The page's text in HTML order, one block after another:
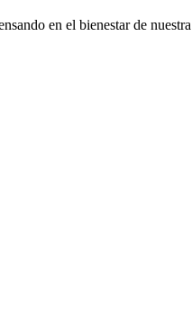
en el bienestar de